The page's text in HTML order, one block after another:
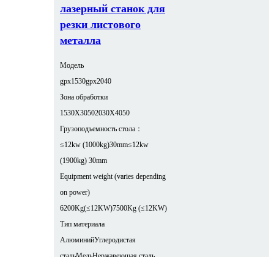
лазерный станок для
резки листового
металла
Модель
gpx1530gpx2040
Зона обработки
1530X30502030X4050
Грузоподъемность стола：
≤12kw (1000kg)30mm≤12kw
(1900kg) 30mm
Equipment weight (varies depending
on power)
6200Kg(≤12KW)7500Kg (≤12KW)
Тип материала
АлюминийУглеродистая